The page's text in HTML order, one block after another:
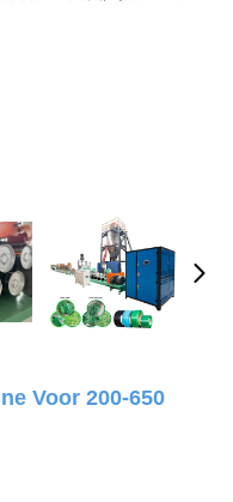
Voor 200-650